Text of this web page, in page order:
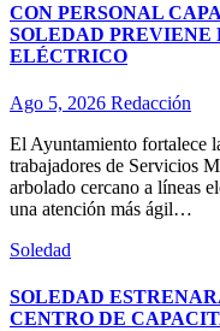
CON PERSONAL
SOLEDAD PREVIENE
ELÉCTRICO
Ago 5, 2026 Redacción
El Ayuntamiento fortalece
trabajadores de Servicios
arbolado cercano a líneas
una atención más ágil…
Soledad
SOLEDAD
CENTRO DE